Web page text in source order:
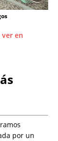
ver en
por un